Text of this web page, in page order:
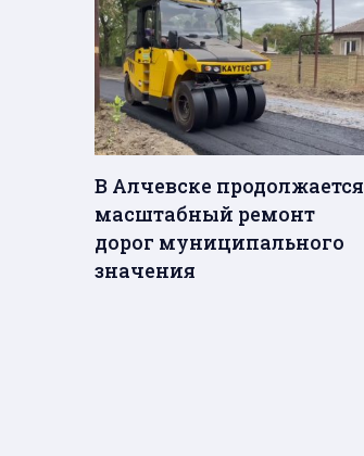
В Алчевске продолжается
масштабный ремонт
дорог муниципального
значения